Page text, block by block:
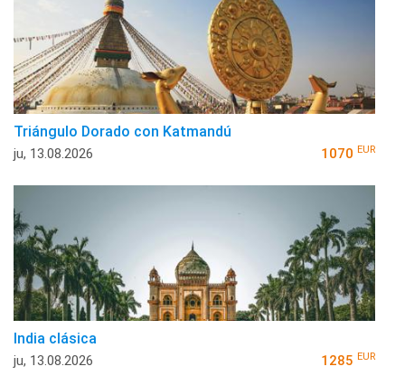
Triángulo Dorado con Katmandú
ju, 13.08.2026 1070 EUR
India clásica
ju, 13.08.2026 1285 EUR